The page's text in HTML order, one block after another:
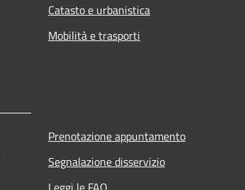
Catasto e urbanistica
Mobilità e trasporti
Prenotazione appuntamento
Segnalazione disservizio